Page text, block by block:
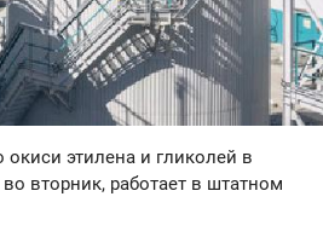
этилена и гликолей в
вторник, работает в штатном